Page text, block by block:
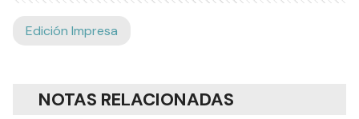
Edición Impresa
NOTAS RELACIONADAS